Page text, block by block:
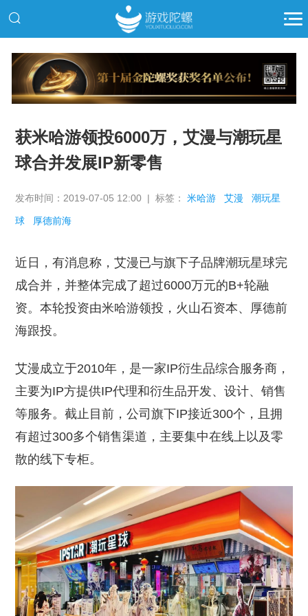
推广
获米哈游领投6000万，艾漫与潮玩星
球合并发展IP新零售
发布时间：2019-07-05 12:00 | 标签：米哈游 艾漫 潮玩星
球 厚德前海
近日，有消息称，艾漫已与旗下子品牌潮玩星球完
成合并，并整体完成了超过6000万元的B+轮融
资。本轮投资由米哈游领投，火山石资本、厚德前
海跟投。
艾漫成立于2010年，是一家IP衍生品综合服务商，
主要为IP方提供IP代理和衍生品开发、设计、销售
等服务。截止目前，公司旗下IP接近300个，且拥
有超过300多个销售渠道，主要集中在线上以及零
散的线下专柜。